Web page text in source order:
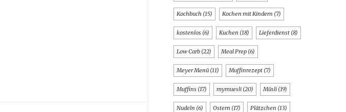
Kochbuch (15) Kochen mit Kindern (7)
kostenlos (6) Kuchen (18) Lieferdienst (8)
Low Carb (22) Meal Prep (6)
Meyer Menü (11) Muffinrezept (7)
Muffins (17) mymuesli (20) Müsli (19)
Nudeln (6) Ostern (17) Plätzchen (13)